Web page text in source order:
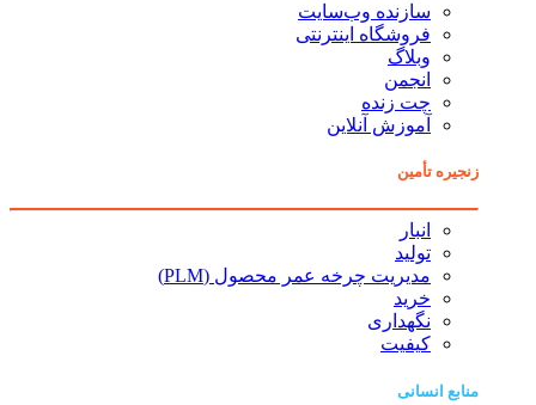
سازنده وب‌سایت
فروشگاه اینترنتی
وبلاگ
انجمن
چت زنده
آموزش آنلاین
زنجیره تأمین
انبار
تولید
مدیریت چرخه عمر محصول (PLM)
خرید
نگهداری
کیفیت
منابع انسانی